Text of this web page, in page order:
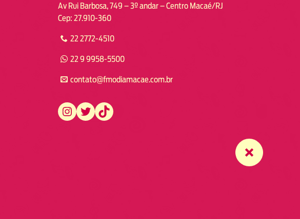
Av Rui Barbosa, 749 – 3º andar – Centro Macaé/RJ
Cep: 27.910-360
22 2772-4510
22 9 9958-5500
contato@fmodiamacae.com.br
https://www.instagram.com/fmodia.macae/ https://twitter.com/fmodia.macae/ https://www.tiktok.com/@fmodia.macae